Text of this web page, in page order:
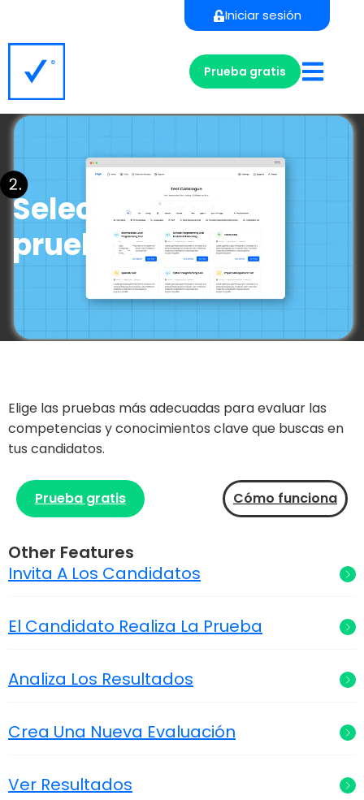
Iniciar sesión
Prueba gratis
Selecciona las
pruebas
Elige las pruebas más adecuadas para evaluar las
competencias y conocimientos clave que buscas en
tus candidatos.
Prueba gratis Cómo funciona
Other Features
Invita A Los Candidatos
El Candidato Realiza La Prueba
Analiza Los Resultados
Crea Una Nueva Evaluación
Ver Resultados